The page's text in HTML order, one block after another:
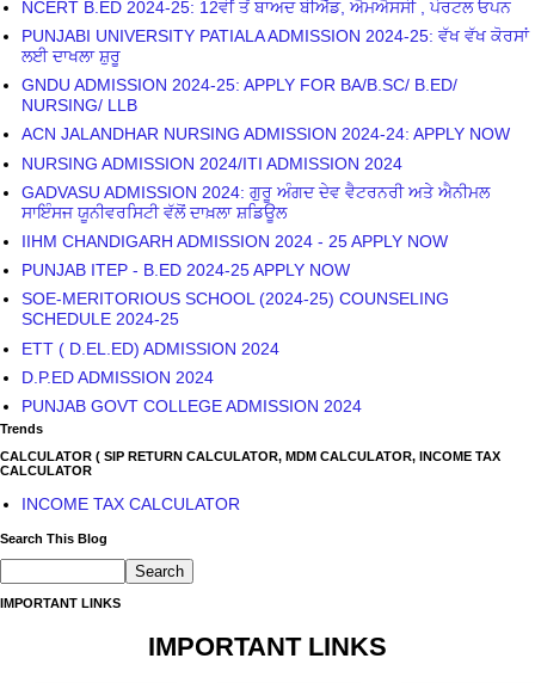
NCERT B.ED 2024-25: 12ਵੀਂ ਤੋਂ ਬਾਅਦ ਬੀਐੱਡ, ਐਮਐਸਸੀ , ਪੋਰਟਲ ਓਪਨ
PUNJABI UNIVERSITY PATIALA ADMISSION 2024-25: ਵੱਖ ਵੱਖ ਕੋਰਸਾਂ
ਲਈ ਦਾਖਲਾ ਸ਼ੁਰੂ
GNDU ADMISSION 2024-25: APPLY FOR BA/B.SC/ B.ED/
NURSING/ LLB
ACN JALANDHAR NURSING ADMISSION 2024-24: APPLY NOW
NURSING ADMISSION 2024/ITI ADMISSION 2024
GADVASU ADMISSION 2024: ਗੁਰੂ ਅੰਗਦ ਦੇਵ ਵੈਟਰਨਰੀ ਅਤੇ ਐਨੀਮਲ
ਸਾਇੰਸਜ ਯੂਨੀਵਰਸਿਟੀ ਵੱਲੋਂ ਦਾਖ਼ਲਾ ਸ਼ਡਿਊਲ
IIHM CHANDIGARH ADMISSION 2024 - 25 APPLY NOW
PUNJAB ITEP - B.ED 2024-25 APPLY NOW
SOE-MERITORIOUS SCHOOL (2024-25) COUNSELING
SCHEDULE 2024-25
ETT ( D.EL.ED) ADMISSION 2024
D.P.ED ADMISSION 2024
PUNJAB GOVT COLLEGE ADMISSION 2024
Trends
CALCULATOR ( SIP RETURN CALCULATOR, MDM CALCULATOR, INCOME TAX
CALCULATOR
INCOME TAX CALCULATOR
Search This Blog
IMPORTANT LINKS
IMPORTANT LINKS